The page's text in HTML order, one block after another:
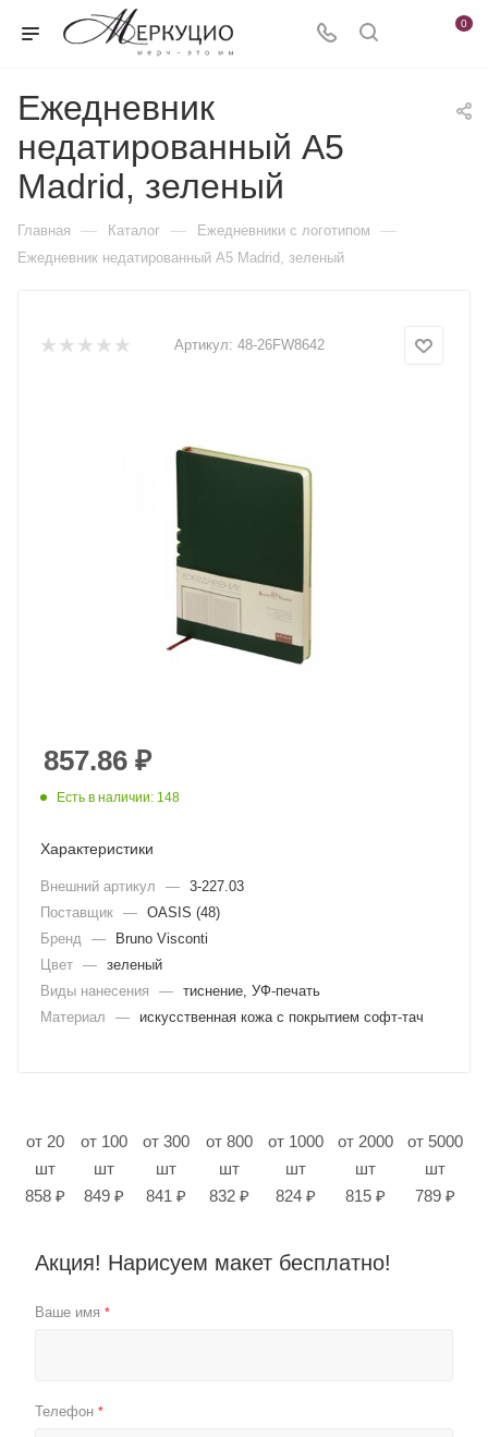
0
Ежедневник
недатированный А5
Madrid, зеленый
Главная — Каталог — Ежедневники c логотипом —
Ежедневник недатированный А5 Madrid, зеленый
Артикул: 48-26FW8642
857.86 ₽
Есть в наличии: 148
Характеристики
Внешний артикул — 3-227.03
Поставщик — OASIS (48)
Бренд
—
Bruno Visconti
Цвет — зеленый
Виды нанесения
— тиснение, УФ-печать
Материал
— искусственная кожа с покрытием софт-тач
от 20
шт
858 ₽
от 100
шт
849 ₽
от 300
шт
841 ₽
от 800
шт
832 ₽
от 1000
шт
824 ₽
от 2000
шт
815 ₽
от 5000
шт
789 ₽
Акция! Нарисуем макет бесплатно!
Ваше имя *
Телефон *